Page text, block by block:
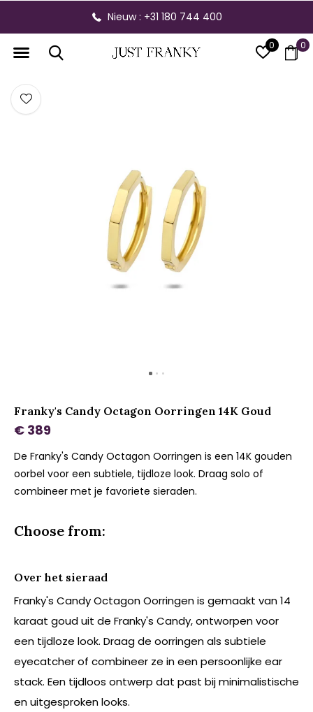
0 0
Nieuw : +31 180 744 400
Franky's Candy Octagon Oorringen 14K Goud
€ 389
De Franky's Candy Octagon Oorringen is een 14K gouden
oorbel voor een subtiele, tijdloze look. Draag solo of
combineer met je favoriete sieraden.
Choose from:
Over het sieraad
Franky's Candy Octagon Oorringen is gemaakt van 14
karaat goud uit de Franky's Candy, ontworpen voor
een tijdloze look. Draag de oorringen als subtiele
eyecatcher of combineer ze in een persoonlijke ear
stack. Een tijdloos ontwerp dat past bij minimalistische
en uitgesproken looks.